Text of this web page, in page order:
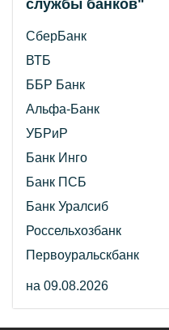
службы банков"
СберБанк
ВТБ
ББР Банк
Альфа-Банк
УБРиР
Банк Инго
Банк ПСБ
Банк Уралсиб
Россельхозбанк
Первоуральскбанк
на 09.08.2026